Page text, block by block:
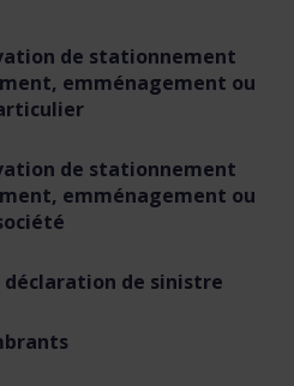
de stationnement
emménagement ou
de stationnement
emménagement ou
de sinistre